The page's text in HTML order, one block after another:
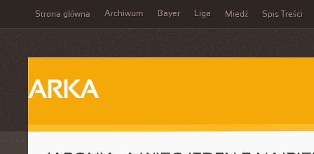
Strona główna Archiwum Bayer Liga Miedź Spis Treści
ARKA